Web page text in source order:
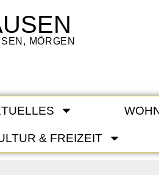
MÖRGEN
& FREIZEIT